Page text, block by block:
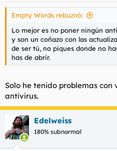
Empty Words rebuznó:
Lo mejor es no poner ningún
y son un coñazo con las
de ser tú, no piques donde no
has de abrir.
Solo he tenido problemas
antivirus.
Edelweiss
180% subnormal